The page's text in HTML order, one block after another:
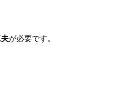
が必要です。